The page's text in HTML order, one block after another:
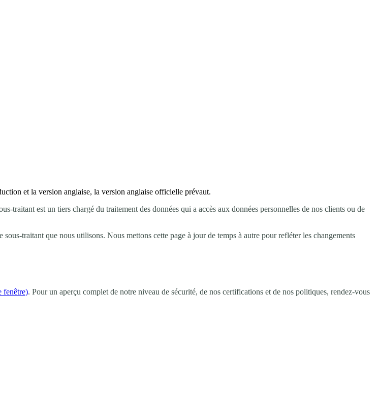
et la version anglaise, la version anglaise officielle prévaut.
est un tiers chargé du traitement des données qui a accès aux données personnelles de nos clients ou de
traitant que nous utilisons. Nous mettons cette page à jour de temps à autre pour refléter les changements
fenêtre). Pour un aperçu complet de notre niveau de sécurité, de nos certifications et de nos politiques, rendez-vous